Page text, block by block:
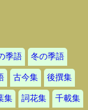
季語 冬の季語
古今集 後撰集
集 詞花集 千載集